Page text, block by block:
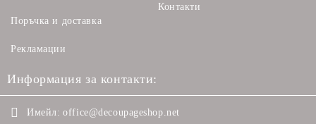
Поръчка и доставка
Рекламации
Контакти
Информация за контакти:
Имейл: office@decoupageshop.net